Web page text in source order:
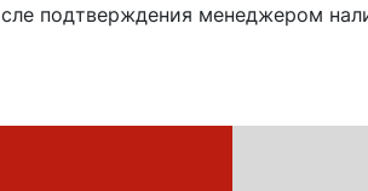
подтверждения менеджером